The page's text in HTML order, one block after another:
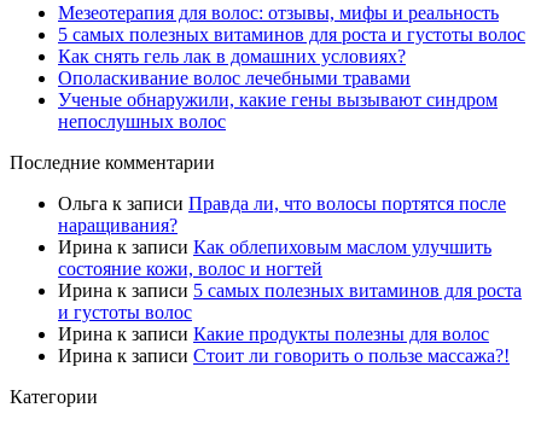
Мезеотерапия для волос: отзывы, мифы и реальность
5 самых полезных витаминов для роста и густоты волос
Как снять гель лак в домашних условиях?
Ополаскивание волос лечебными травами
Ученые обнаружили, какие гены вызывают синдром
непослушных волос
Последние комментарии
Ольга к записи Правда ли, что волосы портятся после
наращивания?
Ирина к записи Как облепиховым маслом улучшить
состояние кожи, волос и ногтей
Ирина к записи 5 самых полезных витаминов для роста
и густоты волос
Ирина к записи Какие продукты полезны для волос
Ирина к записи Стоит ли говорить о пользе массажа?!
Категории